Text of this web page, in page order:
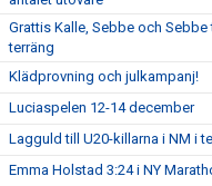
Grattis Kalle, Sebbe och
terräng
Klädprovning och julkampanj!
Luciaspelen 12-14 december
Lagguld till U20-killarna i NM i
Emma Holstad 3:24 i NY